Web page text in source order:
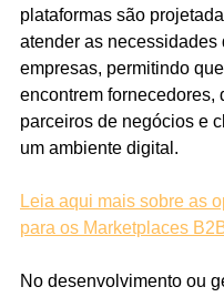
plataformas são
atender as necessidades
empresas, permitindo
encontrem fornecedores,
parceiros de negócios e
um ambiente digital.
Leia aqui mais sobre as
para os Marketplaces
No desenvolvimento ou